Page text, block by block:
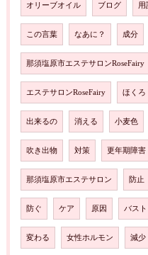
オリーブオイル ブログ 用
この言葉 なあに？ 成分
那須塩原市エステサロンRoseFairy
エステサロンRoseFairy ほくろ
出来るの 消える 小麦色
吹き出物 対策 更年期障害
那須塩原市エステサロン 防止
防ぐ ケア 原因 バスト
変わる 女性ホルモン 減少